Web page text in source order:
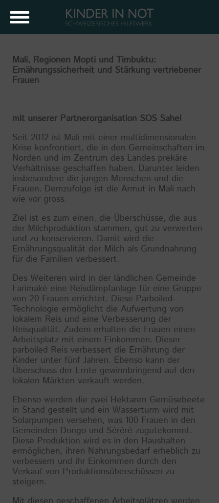
Mali, Regionen Mopti und Timbuktu:
Ernährungssicherheit und Stärkung vertriebener
Frauen
mit unserer Partnerorganisation SOS Sahel
Seit 2012 ist Mali mit einer multidimensionalen
Krise konfrontiert, die in den Gemeinschaften im
Norden und im Zentrum des Landes prekäre
Verhältnisse geschaffen haben. Darunter leiden
insbesondere die jungen Menschen und die
Frauen. Demzufolge ist die Armut in Mali nach
wie vor gross.
Ziel ist es zum einen, die Überschüsse, die aus
der Milchproduktion stammen, gut zu verwerten
und zu konservieren. Damit wird die
Ernährungsqualität der Milch als Grundnahrung
für die Familien verbessert.
Des Weiteren wird in der ländlichen Gemeinde
Farimaké eine Reisdämpfanlage für eine Gruppe
von 20 Frauen errichtet. Diese Parboiled-
Technologie ermöglicht die Aufwertung von
lokalem Reis und eine Verbesserung der
Reisqualität. Zudem erhalten die Frauen einen
Arbeitsplatz mit einem Einkommen. Dieser
parboiled Reis verbessert die Ernährung der
Kinder unter fünf Jahren. Ebenso kann der
Überschuss der Ernte gewinnbringend auf den
lokalen Märkten verkauft werden.
Ebenso werden die zwei Hektaren Gemüsebeete
in Stand gestellt und ein Wasserturm wird mit
Solarpumpen versehen, was 100 Frauen in den
Gemeinden Dongo und Séréré zugutekommt.
Diese Produktion wird es in den Haushalten
ermöglichen, ihren Nahrungsbedarf erheblich zu
verbessern und ihr Einkommen durch den
Verkauf von Produktionsüberschüssen zu
steigern.